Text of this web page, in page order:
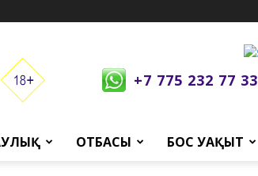
+7 775 232 77 33
ОТБАСЫ БОС УАҚЫТ